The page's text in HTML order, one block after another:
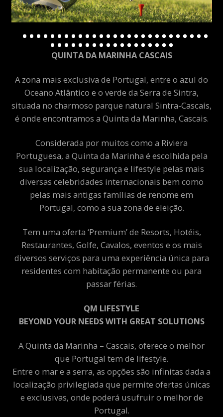
QUINTA DA MARINHA CASCAIS
A zona mais exclusiva de Portugal, entre o azul do
Oceano Atlântico e o verde da Serra de Sintra,
situada no charmoso parque natural Sintra-Cascais,
é onde encontramos a Quinta da Marinha, Cascais.
Considerada por muitos como a Riviera
Portuguesa, a Quinta da Marinha é escolhida pela
sua localização, segurança e lifestyle pelas mais
diversas celebridades internacionais bem como
pelas mais antigas famílias de renome em
Portugal, como a sua zona de eleição.
Tem uma oferta ‘Premium’ de Resorts, Hotéis,
Restaurantes, Golfe, Cavalos, eventos e os mais
diversos serviços para uma experiência única para
residentes com habitação permanente ou para
passar férias.
QM LIFESTYLE
BEYOND YOUR NEEDS WITH GREAT SOLUTIONS
A Quinta da Marinha – Cascais, oferece o melhor
que Portugal tem de lifestyle.
Entre o mar e a serra, as opções são infinitas dada a
localização privilegiada que permite ofertas únicas
e exclusivas, onde poderá usufruir o melhor de
Portugal.